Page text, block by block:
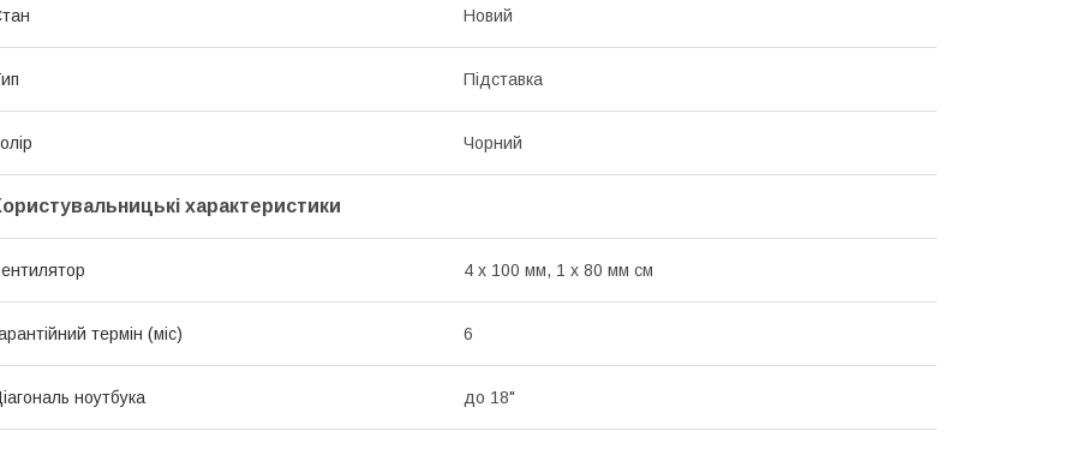
Новий
Підставка
Чорний
характеристики
4 х 100 мм, 1 х 80 мм см
термін (міс) 6
ноутбука до 18"